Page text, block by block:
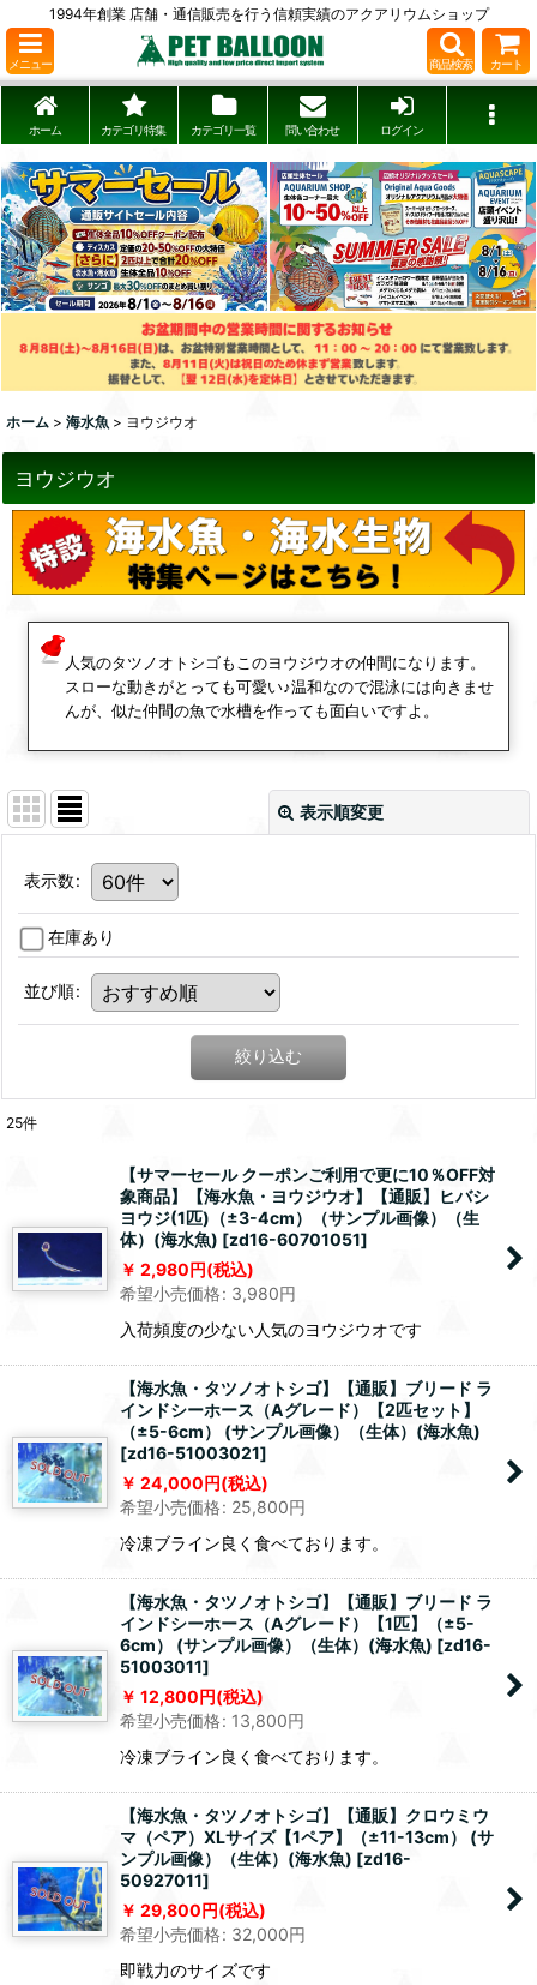
1994年創業 店舗・通信販売を行う信頼実績のアクアリウムショップ
メニュー 商品検索 カート
ホーム カテゴリ特集 カテゴリ一覧 問い合わせ ログイン
ホーム > 海水魚 > ヨウジウオ
ヨウジウオ
人気のタツノオトシゴもこのヨウジウオの仲間になります。
スローな動きがとっても可愛い♪温和なので混泳には向きませ
んが、似た仲間の魚で水槽を作っても面白いですよ。
表示順変更
表示数:
在庫あり
並び順:
絞り込む
25件
【サマーセール クーポンご利用で更に10％OFF対
象商品】【海水魚・ヨウジウオ】【通販】ヒバシ
ヨウジ(1匹)（±3-4cm）（サンプル画像）（生
体）(海水魚) [zd16-60701051]
2,980円(税込)
希望小売価格: 3,980円
入荷頻度の少ない人気のヨウジウオです
【海水魚・タツノオトシゴ】【通販】ブリード ラ
インドシーホース（Aグレード）【2匹セット】
（±5-6cm） (サンプル画像）（生体）(海水魚)
[zd16-51003021]
24,000円(税込)
希望小売価格: 25,800円
冷凍ブライン良く食べております。
【海水魚・タツノオトシゴ】【通販】ブリード ラ
インドシーホース（Aグレード）【1匹】（±5-
6cm） (サンプル画像）（生体）(海水魚) [zd16-
51003011]
12,800円(税込)
希望小売価格: 13,800円
冷凍ブライン良く食べております。
【海水魚・タツノオトシゴ】【通販】クロウミウ
マ（ペア）XLサイズ【1ペア】（±11-13cm） (サ
ンプル画像）（生体）(海水魚) [zd16-
50927011]
29,800円(税込)
希望小売価格: 32,000円
即戦力のサイズです